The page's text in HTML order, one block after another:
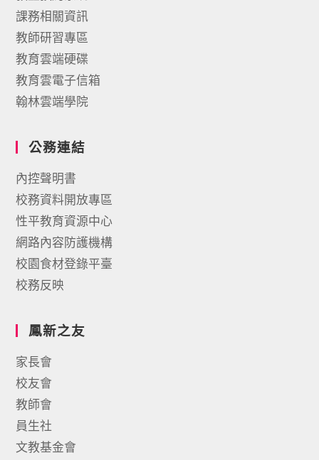
課務相關資訊
教師研習專區
教育雲端硬碟
教育雲電子信箱
翰林雲端學院
公務連結
內控聲明書
校務資料開放專區
性平教育資源中心
網路內容防護機構
校園食材登錄平臺
校務反映
鳳新之友
家長會
校友會
教師會
員生社
文教基金會